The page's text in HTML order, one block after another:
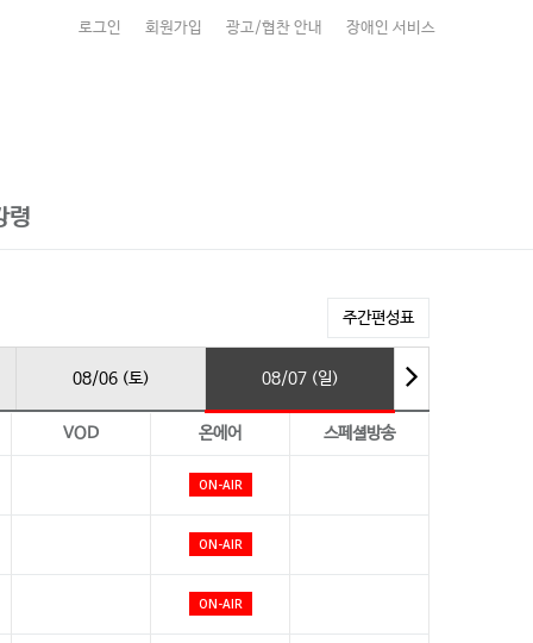
장애인 서비스
광고/협찬 안내
회원가입
로그인
령
주간편성표
08/06 (토) 08/07 (일)
VOD 온에어 스페셜방송
ON-AIR
ON-AIR
ON-AIR